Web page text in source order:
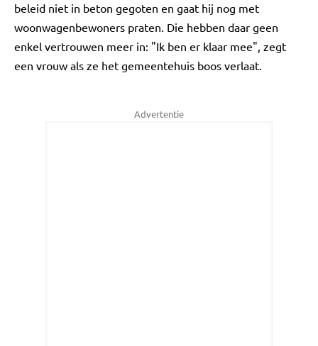
beleid niet in beton gegoten en gaat hij nog met
woonwagenbewoners praten. Die hebben daar geen
enkel vertrouwen meer in: "Ik ben er klaar mee", zegt
een vrouw als ze het gemeentehuis boos verlaat.
Advertentie